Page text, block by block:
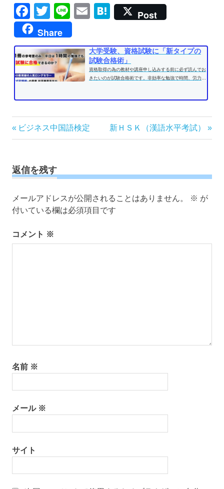
Facebook
TwitterLineEmailHatena
Post
Share
大学受験、資格試験に「新タイプの
試験合格術」
資格取得の為の教材や講座申し込みする前に必ず読んでお
きたいのが試験合格術です。非効率な勉強で時間、労力を
投
稿
ビ
ゲ
シ
ン
前
の
事:
ビジネス中国語検定
次
の
新ＨＳＫ（漢語水平考試）
返信を残す
メールアドレスが公開されることはありません。 ※ が
付いている欄は必須項目です
コメント ※
名前 ※
メール ※
サイト